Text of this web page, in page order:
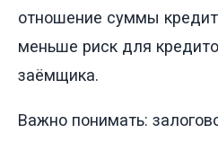
отношение суммы
меньше риск для
заёмщика.
Важно понимать: